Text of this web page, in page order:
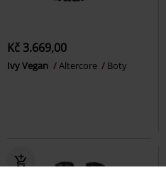
Kč 3.669,00
Ivy Vegan Altercore Boty